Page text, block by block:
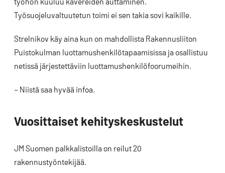
Työsuojeluvaltuutetun toimi ei sen takia sovi kaikille.
Strelnikov käy aina kun on mahdollista Rakennusliiton
Puistokulman luottamushenkilötapaamisissa ja osallistuu
netissä järjestettäviin luottamushenkilöfoorumeihin.
– Niistä saa hyvää infoa.
Vuosittaiset kehityskeskustelut
JM Suomen palkkalistoilla on reilut 20
rakennustyöntekijää.